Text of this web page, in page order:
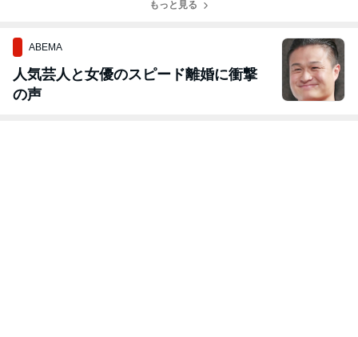
祭」
もっと見る
ABEMA
人気芸人と女優のスピード離婚に衝撃
の声